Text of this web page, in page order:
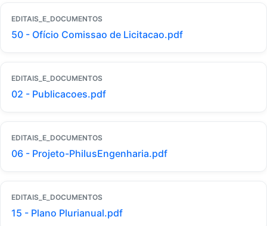
EDITAIS_E_DOCUMENTOS
50 - Ofício Comissao de Licitacao.pdf
EDITAIS_E_DOCUMENTOS
02 - Publicacoes.pdf
EDITAIS_E_DOCUMENTOS
06 - Projeto-PhilusEngenharia.pdf
EDITAIS_E_DOCUMENTOS
15 - Plano Plurianual.pdf